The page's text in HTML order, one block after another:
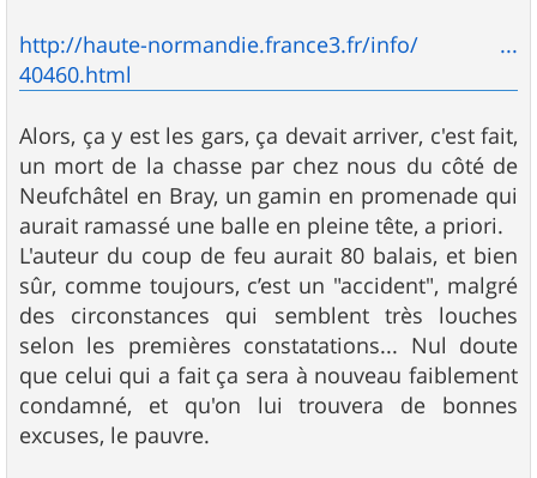
http://haute-normandie.france3.fr/info/ ...
40460.html
Alors, ça y est les gars, ça devait arriver, c'est fait,
un mort de la chasse par chez nous du côté de
Neufchâtel en Bray, un gamin en promenade qui
aurait ramassé une balle en pleine tête, a priori.
L'auteur du coup de feu aurait 80 balais, et bien
sûr, comme toujours, c’est un "accident", malgré
des circonstances qui semblent très louches
selon les premières constatations... Nul doute
que celui qui a fait ça sera à nouveau faiblement
condamné, et qu'on lui trouvera de bonnes
excuses, le pauvre.